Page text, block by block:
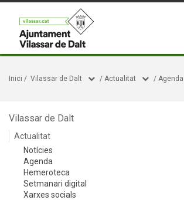
Inici / Vilassar de Dalt / Actualitat / Agenda
Vilassar de Dalt
Actualitat
Notícies
Agenda
Hemeroteca
Setmanari digital
Xarxes socials